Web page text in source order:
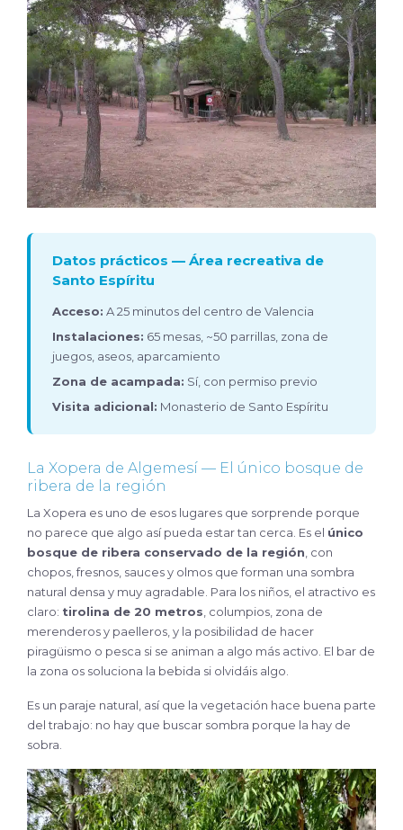
Datos prácticos — Área recreativa de
Santo Espíritu
Acceso: A 25 minutos del centro de Valencia
Instalaciones: 65 mesas, ~50 parrillas, zona de
juegos, aseos, aparcamiento
Zona de acampada: Sí, con permiso previo
Visita adicional: Monasterio de Santo Espíritu
La Xopera de Algemesí — El único bosque de
ribera de la región
La Xopera es uno de esos lugares que sorprende porque
no parece que algo así pueda estar tan cerca. Es el único
bosque de ribera conservado de la región, con
chopos, fresnos, sauces y olmos que forman una sombra
natural densa y muy agradable. Para los niños, el atractivo es
claro: tirolina de 20 metros, columpios, zona de
merenderos y paelleros, y la posibilidad de hacer
piragüismo o pesca si se animan a algo más activo. El bar de
la zona os soluciona la bebida si olvidáis algo.
Es un paraje natural, así que la vegetación hace buena parte
del trabajo: no hay que buscar sombra porque la hay de
sobra.